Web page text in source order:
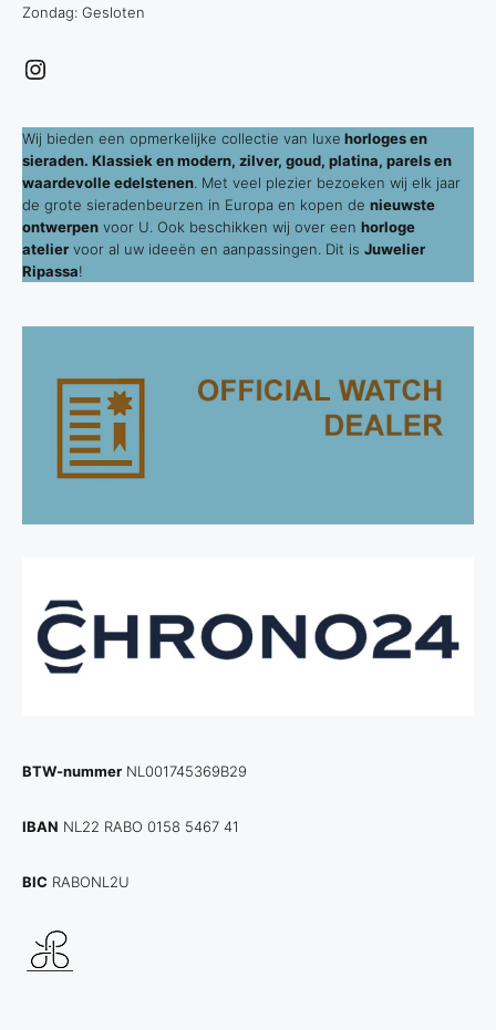
Zondag: Gesloten
Instagram
Wij bieden een opmerkelijke collectie van luxe horloges en
sieraden. Klassiek en modern, zilver, goud, platina, parels en
waardevolle edelstenen . Met veel plezier bezoeken wij elk jaar
de grote sieradenbeurzen in Europa en kopen de nieuwste
ontwerpen voor U. Ook beschikken wij over een horloge
atelier voor al uw ideeën en aanpassingen. Dit is Juwelier
Ripassa!
BTW-nummer NL001745369B29
IBAN NL22 RABO 0158 5467 41
BIC RABONL2U